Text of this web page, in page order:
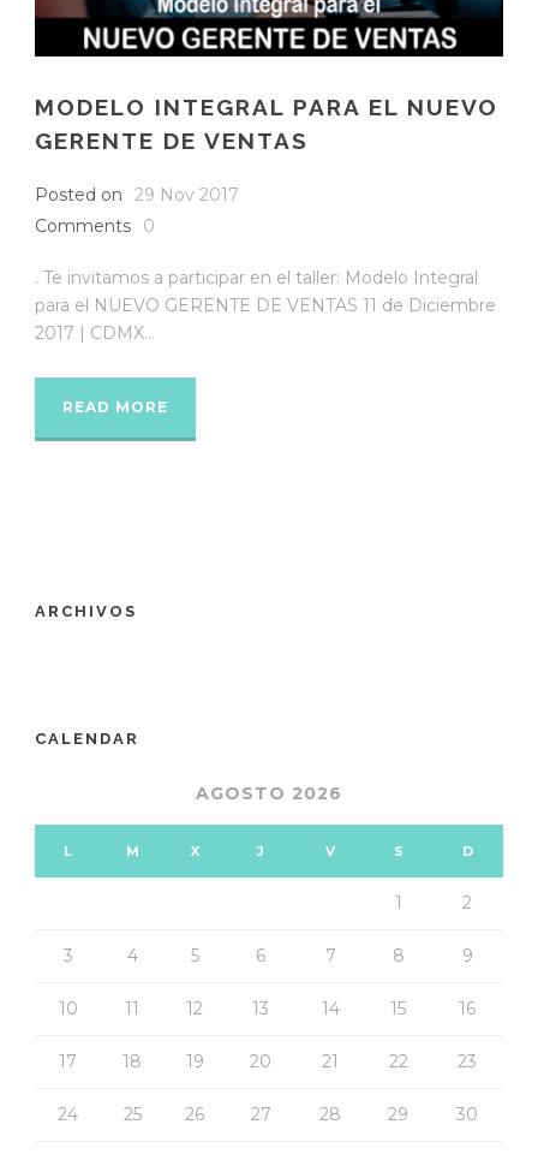
MODELO INTEGRAL PARA EL NUEVO
GERENTE DE VENTAS
Posted on
29 Nov 2017
Comments
0
. Te invitamos a participar en el taller: Modelo Integral
para el NUEVO GERENTE DE VENTAS 11 de Diciembre
2017 | CDMX...
READ MORE
ARCHIVOS
CALENDAR
AGOSTO 2026
L M X J V S D
1 2
3 4 5 6 7 8 9
10 11 12 13 14 15 16
17 18 19 20 21 22 23
24 25 26 27 28 29 30